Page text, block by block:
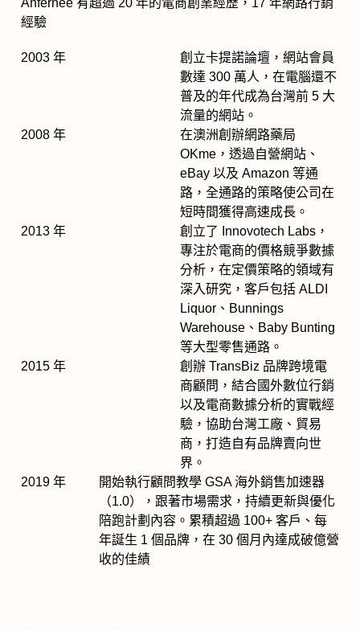
Anfernee 有超過 20 年的電商創業經歷，17 年網路行銷
經驗
2003 年
創立卡提諾論壇，網站會員
數達 300 萬人，在電腦還不
普及的年代成為台灣前 5 大
流量的網站。
2008 年
在澳洲創辦網路藥局
OKme，透過自營網站、
eBay 以及 Amazon 等通
路，全通路的策略使公司在
短時間獲得高速成長。
2013 年
創立了 Innovotech Labs，
專注於電商的價格競爭數據
分析，在定價策略的領域有
深入研究，客戶包括 ALDI
Liquor、Bunnings
Warehouse、Baby Bunting
等大型零售通路。
2015 年
創辦 TransBiz 品牌跨境電
商顧問，結合國外數位行銷
以及電商數據分析的實戰經
驗，協助台灣工廠、貿易
商，打造自有品牌賣向世
界。
2019 年
開始執行顧問教學 GSA 海外銷售加速器
（1.0），跟著市場需求，持續更新與優化
陪跑計劃內容。累積超過 100+ 客戶、每
年誕生 1 個品牌，在 30 個月內達成破億營
收的佳績